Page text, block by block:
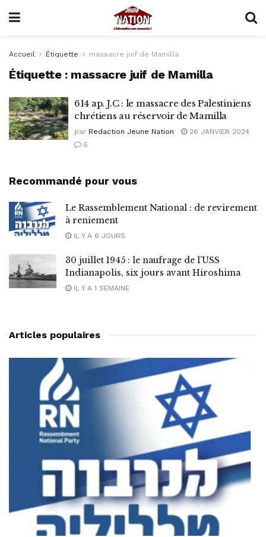
Accueil Étiquette massacre juif de Mamilla
Étiquette : massacre juif de Mamilla
614 ap. J.C : le massacre des Palestiniens
chrétiens au réservoir de Mamilla
par Redaction Jeune Nation
26 JANVIER 2024
5
Recommandé pour vous
Le Rassemblement National : de revirement
à reniement
IL Y A 6 JOURS
30 juillet 1945 : le naufrage de l’USS
Indianapolis, six jours avant Hiroshima
IL Y A 1 SEMAINE
Articles populaires